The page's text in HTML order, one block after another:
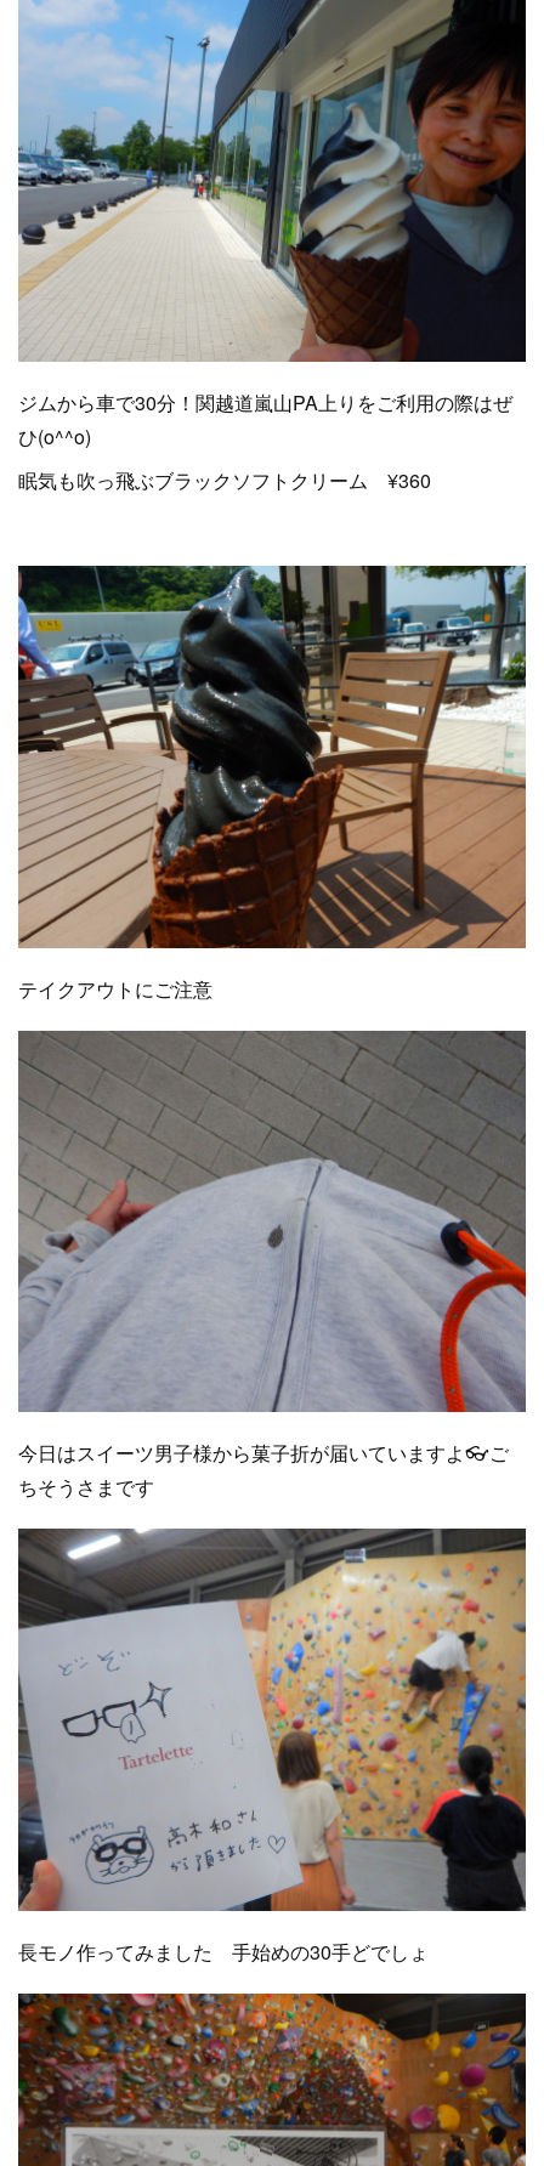
ジムから車で30分！関越道嵐山PA上りをご利用の際はぜ
ひ(o^^o)
眠気も吹っ飛ぶブラックソフトクリーム ¥360
テイクアウトにご注意
今日はスイーツ男子様から菓子折が届いていますよ👓ご
ちそうさまです
長モノ作ってみました 手始めの30手どでしょ